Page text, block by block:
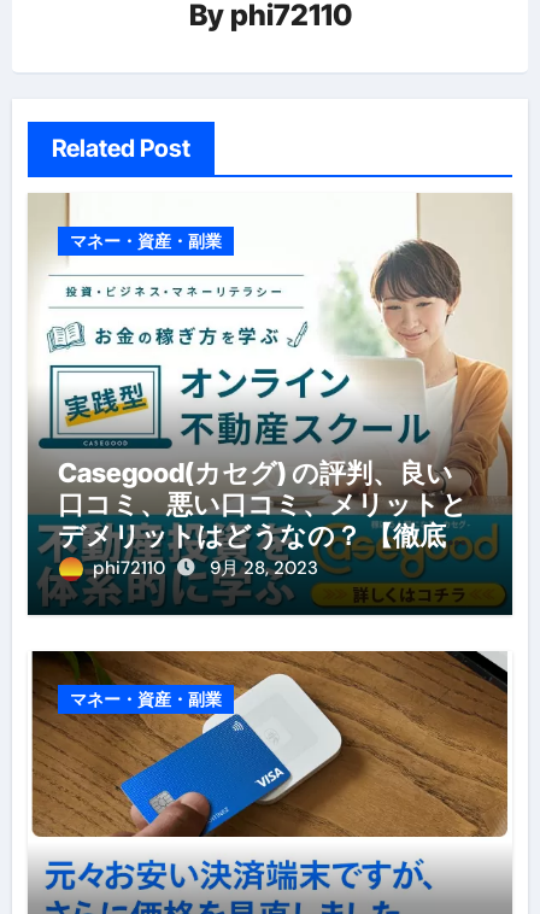
By phi72110
Related Post
マネー・資産・副業
Casegood(カセグ) の評判、良い
口コミ、悪い口コミ、メリットと
デメリットはどうなの？ 【徹底解
説】phi72110 9月 28, 2023
マネー・資産・副業